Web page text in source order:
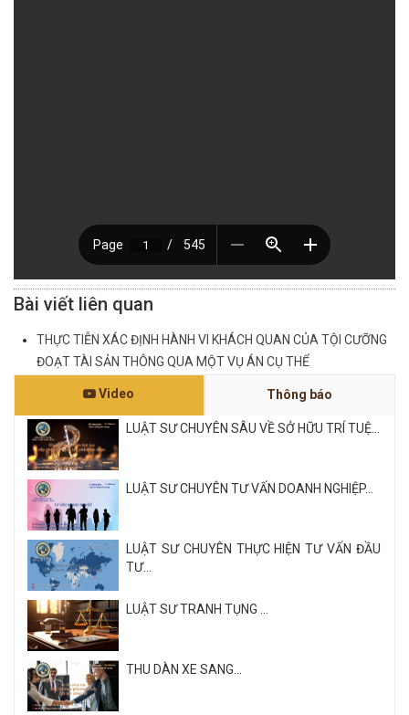
Bài viết liên quan
THỰC TIỄN XÁC ĐỊNH HÀNH VI KHÁCH QUAN CỦA TỘI CƯỠNG
ĐOẠT TÀI SẢN THÔNG QUA MỘT VỤ ÁN CỤ THỂ
Video Thông báo
LUẬT SƯ CHUYÊN SÂU VỀ SỞ HỮU TRÍ TUỆ...
LUẬT SƯ CHUYÊN TƯ VẤN DOANH NGHIỆP...
LUẬT SƯ CHUYÊN THỰC HIỆN TƯ VẤN ĐẦU
TƯ...
LUẬT SƯ TRANH TỤNG ...
THU DÀN XE SANG...